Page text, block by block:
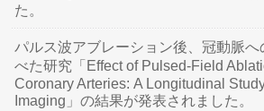
た。
パルス波アブレーション後、冠動脈へ
べた研究「Effect of Pulsed-Field
Coronary Arteries: A Longitudinal
Imaging」の結果が発表されました。